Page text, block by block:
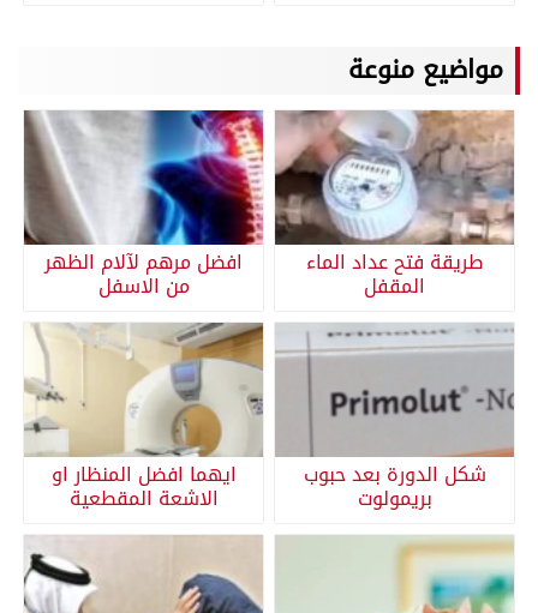
مواضيع منوعة
طريقة فتح عداد الماء
المقفل
افضل مرهم لآلام الظهر
من الاسفل
شكل الدورة بعد حبوب
بريمولوت
ايهما افضل المنظار او
الاشعة المقطعية